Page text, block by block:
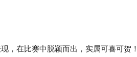
，在比赛中脱颖而出，实属可喜可贺！